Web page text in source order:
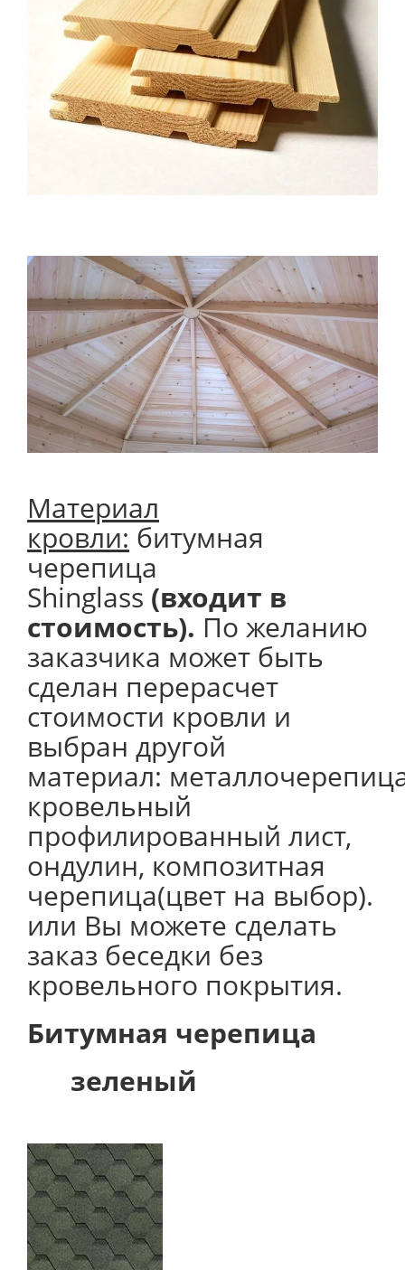
Материал
кровли: битумная
черепица
Shinglass (входит в
стоимость). По желанию
заказчика может быть
сделан перерасчет
стоимости кровли и
выбран другой
материал:
кровельный
профилированный лист,
ондулин, композитная
черепица(цвет на выбор).
или Вы можете сделать
заказ беседки без
кровельного покрытия.
Битумная черепица
зеленый